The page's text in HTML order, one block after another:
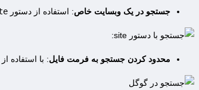
جستجو در یک وبسایت خاص: استفاده از دستور
محدود کردن جستجو به فرمت فایل: با استفاده